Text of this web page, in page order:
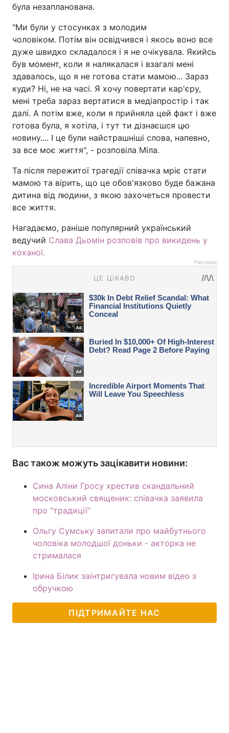
була незапланована.
"Ми були у стосунках з молодим
чоловіком. Потім він освідчився і якось воно все
дуже швидко складалося і я не очікувала. Якийсь
був момент, коли я налякалася і взагалі мені
здавалось, що я не готова стати мамою... Зараз
куди? Ні, не на часі. Я хочу повертати кар'єру,
мені треба зараз вертатися в медіапростір і так
далі. А потім вже, коли я прийняла цей факт і вже
готова була, я хотіла, і тут ти дізнаєшся цю
новину.... І це були найстрашніші слова, напевно,
за все моє життя", - розповіла Міла.
Та після пережитої трагедії співачка мріє стати
мамою та вірить, що це обов'язково буде бажана
дитина від людини, з якою захочеться провести
все життя.
Нагадаємо, раніше популярний український
ведучий Слава Дьомін розповів про викидень у
коханої.
Реклама
Вас також можуть зацікавити новини:
Сина Аліни Гросу хрестив скандальний
московський священик: співачка заявила
про "традиції"
Ольгу Сумську запитали про майбутнього
чоловіка молодшої доньки - акторка не
стрималася
Ірина Білик заінтригувала новим відео з
обручкою
ПІДТРИМАЙТЕ НАС